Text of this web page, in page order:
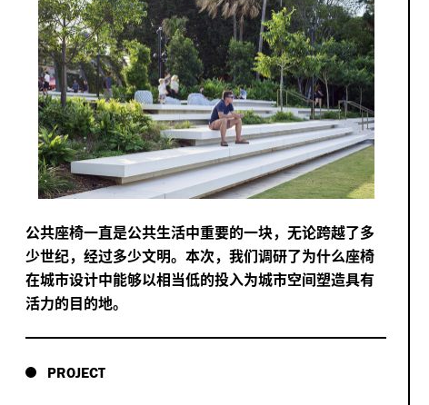
公共座椅一直是公共生活中重要的一块，无论跨越了多
少世纪，经过多少文明。本次，我们调研了为什么座椅
在城市设计中能够以相当低的投入为城市空间塑造具有
活力的目的地。
PROJECT